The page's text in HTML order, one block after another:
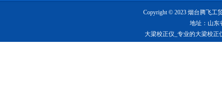
Copyright © 2023 烟台腾飞工
地址：山东
大梁校正仪_专业的大梁校